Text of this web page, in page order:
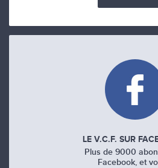
LE V.C.F. SUR
Plus de 9000
Facebook, et